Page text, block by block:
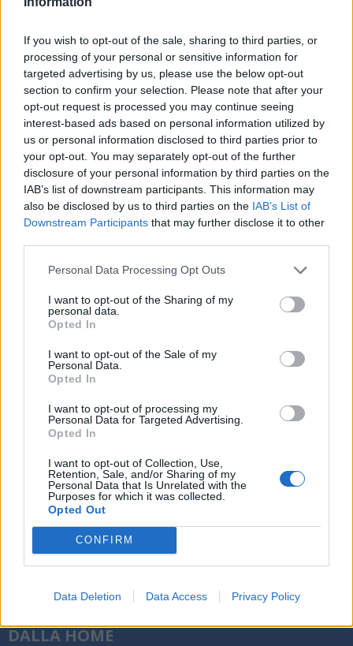
If you wish to opt-out of the sale, sharing to third parties, or
processing of your personal or sensitive information for
targeted advertising by us, please use the below opt-out
section to confirm your selection. Please note that after your
opt-out request is processed you may continue seeing
interest-based ads based on personal information utilized by
us or personal information disclosed to third parties prior to
your opt-out. You may separately opt-out of the further
disclosure of your personal information by third parties on the
IAB’s list of downstream participants. This information may
also be disclosed by us to third parties on the IAB’s List of
Downstream Participants that may further disclose it to other
Personal Data Processing Opt Outs
I want to opt-out of the Sharing of my
personal data.
Opted In
I want to opt-out of the Sale of my
Personal Data.
Opted In
I want to opt-out of processing my
Personal Data for Targeted Advertising.
Opted In
I want to opt-out of Collection, Use,
Retention, Sale, and/or Sharing of my
Personal Data that Is Unrelated with the
Purposes for which it was collected.
Opted Out
CONFIRM
Data Deletion Data Access Privacy Policy
LEGGI GLI ALTRI ARTICOLI DI
LOMBARDIA
DALLA HOME